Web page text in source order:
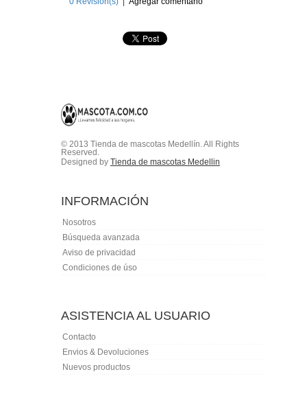
© 2013 Tienda de mascotas Medellín. All Rights
Reserved.
Designed by Tienda de mascotas Medellin
INFORMACIÓN
Nosotros
Búsqueda avanzada
Aviso de privacidad
Condiciones de úso
ASISTENCIA AL USUARIO
Contacto
Envios & Devoluciones
Nuevos productos